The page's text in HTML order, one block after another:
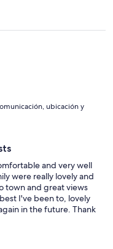
ubicación y
and very well
were really lovely and
town and great views
I've been to, lovely
in the future. Thank
thank you for the